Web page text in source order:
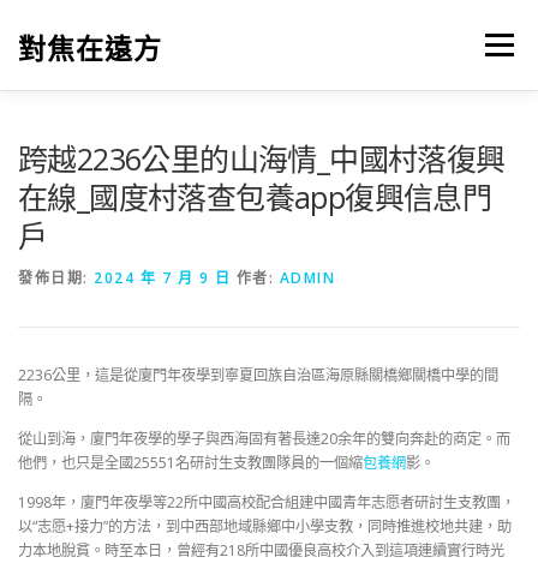
對焦在遠方 選單
跨越2236公里的山海情_中國村落復興
在線_國度村落查包養app復興信息門
戶
發佈日期: 2024 年 7 月 9 日 作者: ADMIN
2236公里，這是從廈門年夜學到寧夏回族自治區海原縣關橋鄉關橋中學的間
隔。
從山到海，廈門年夜學的學子與西海固有著長達20余年的雙向奔赴的商定。而
他們，也只是全國25551名研討生支教團隊員的一個縮包養網影。
1998年，廈門年夜學等22所中國高校配合組建中國青年志愿者研討生支教團，
以“志愿+接力”的方法，到中西部地域縣鄉中小學支教，同時推進校地共建，助
力本地脫貧。時至本日，曾經有218所中國優良高校介入到這項連續實行時光